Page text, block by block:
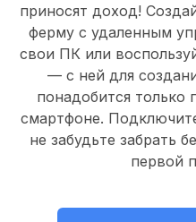
приносят доход!
ферму с удаленным
свои ПКили
— с ней для
понадобится только
смартфоне.
не забудьте забрать
первой